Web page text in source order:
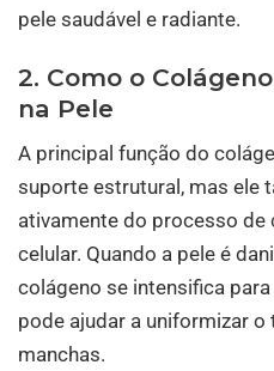
pele saudável e radiante.
2. Como o
na Pele
A principal função do
suporte estrutural, mas ele
ativamente do processo de
celular. Quando a pele é
colágeno se intensifica
pode ajudar a uniformizar o
manchas.